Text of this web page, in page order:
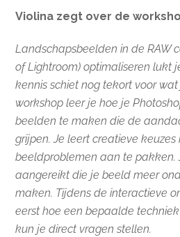
Violina zegt over de
Landschapsbeelden in de RAW
of Lightroom) optimaliseren lukt
kennis schiet nog tekort voor
workshop leer je hoe je
beelden te maken die de
grijpen. Je leert creatieve
beeldproblemen aan te pakken.
aangereikt die je beeld meer
maken. Tijdens de interactieve
eerst hoe een bepaalde
kun je direct vragen stellen.